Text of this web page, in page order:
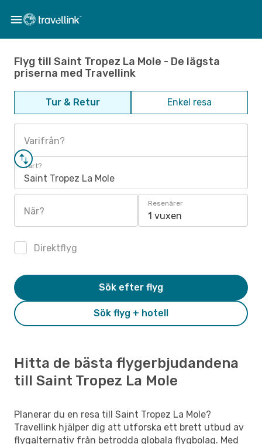
Flyg till Saint Tropez La Mole - De lägsta
priserna med Travellink
Tur & Retur Enkel resa
Varifrån?
Vart?
Saint Tropez La Mole
När?
Resenärer
1 vuxen
Direktflyg
Sök flyg + hotell
Sök efter flyg
Hitta de bästa flygerbjudandena
till Saint Tropez La Mole
Planerar du en resa till Saint Tropez La Mole?
Travellink hjälper dig att utforska ett brett utbud av
flygalternativ från betrodda globala flygbolag. Med